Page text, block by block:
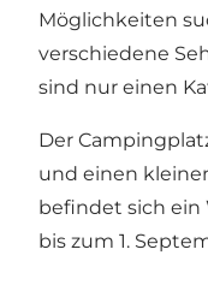
Möglichkeiten
verschiedene
sind nur einen
Der
und einen
befindet sich ein
bis zum 1.